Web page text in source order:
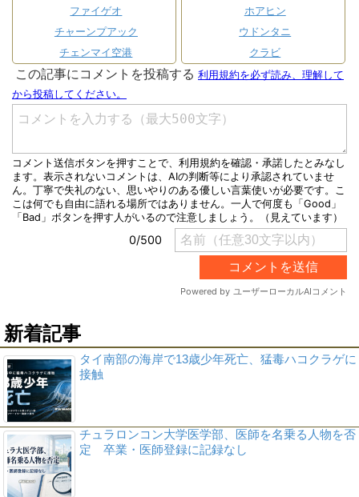
ファイゲオ
チャーンプアック
チェンマイ空港
ホアヒン
ウドンタニ
クラビ
新着記事
タイ南部の海岸で13歳少年死亡、猛毒ハコクラゲに
接触
チュラロンコン大学医学部、医師を名乗る人物を否
定 卒業・医師登録に記録なし